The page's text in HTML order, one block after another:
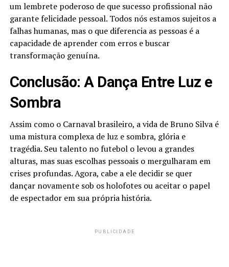
um lembrete poderoso de que sucesso profissional não
garante felicidade pessoal. Todos nós estamos sujeitos a
falhas humanas, mas o que diferencia as pessoas é a
capacidade de aprender com erros e buscar
transformação genuína.
Conclusão: A Dança Entre Luz e
Sombra
Assim como o Carnaval brasileiro, a vida de Bruno Silva é
uma mistura complexa de luz e sombra, glória e
tragédia. Seu talento no futebol o levou a grandes
alturas, mas suas escolhas pessoais o mergulharam em
crises profundas. Agora, cabe a ele decidir se quer
dançar novamente sob os holofotes ou aceitar o papel
de espectador em sua própria história.
PUBLICIDADE